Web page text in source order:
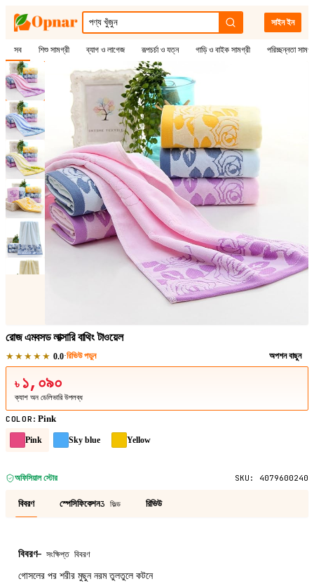
সাইন ইন
সব শিশু সামগ্রী ব্যাগ ও লাগেজ রূপচর্চা ও যত্ন গাড়ি ও বাইক সামগ্রী পরিচ্ছন্নতা
রোজ এমবসড লাক্সারি বাথিং টাওয়েল
★★★★★ 0.0·রিভিউ পড়ুন অপশন বাছুন
৳ ১,০৯০
ক্যাশ অন ডেলিভারি উপলব্ধ
COLOR : Pink
Pink Sky blue Yellow
অফিসিয়াল স্টোর SKU: 4079600240
বিবরণ স্পেসিফিকেশন3 ফিল্ড রিভিউ
বিবরণ—সংক্ষিপ্ত বিবরণ
গোসলের পর শরীর মুছুন নরম তুলতুলে কটনে